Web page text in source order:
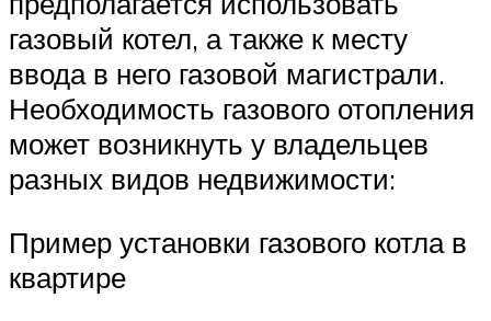
газовый котел, а также к месту
ввода в него газовой магистрали.
Необходимость газового отопления
может возникнуть у владельцев
разных видов недвижимости:
Пример установки газового котла в
квартире